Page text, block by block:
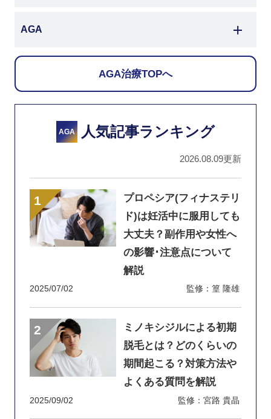
AGA
AGA治療TOPへ
AGA 人気記事ランキング
2026.08.09更新
プロペシア(フィナステリ
ド)は妊活中に服用しても
大丈夫？副作用や女性へ
の影響･注意点について
解説
2025/07/02 監修：篁 隆雄
ミノキシジルによる初期
脱毛とは？どのくらいの
期間起こる？対策方法や
よくある質問を解説
2025/09/02 監修：宮路 貴晶